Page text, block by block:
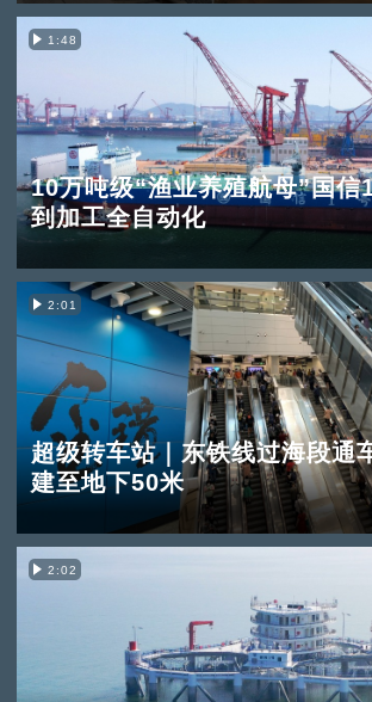
1:48
10万吨级“渔业养殖航母”国信
到加工全自动化
2:01
超级转车站｜东铁线过海段通
建至地下50米
2:02